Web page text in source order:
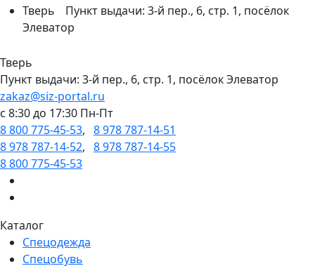
Тверь
Пункт выдачи: 3-й пер., 6, стр. 1, посёлок
Элеватор
Тверь
Пункт выдачи: 3-й пер., 6, стр. 1, посёлок Элеватор
zakaz@siz-portal.ru
c 8:30 до 17:30 Пн-Пт
8 800 775-45-53, 8 978 787-14-51
8 978 787-14-52, 8 978 787-14-55
8 800 775-45-53
Каталог
Спецодежда
Спецобувь